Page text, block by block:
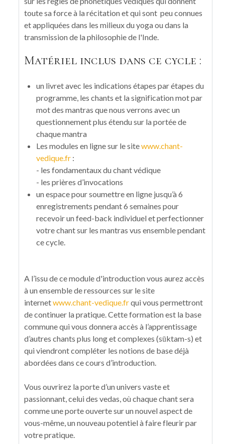
toute sa force à la récitation et qui sont peu connues
et appliquées dans les milieux du yoga ou dans la
transmission de la philosophie de l'Inde.
Matériel inclus dans ce cycle :
un livret avec les indications étapes par étapes du
programme, les chants et la signification mot par
mot des mantras que nous verrons avec un
questionnement plus étendu sur la portée de
chaque mantra
Les modules en ligne sur le sitewww.chant-
vedique.fr :
- les fondamentaux du chant védique
- les prières d’invocations
un espace pour soumettre en ligne jusqu’à 6
enregistrements pendant 6 semaines pour
recevoir un feed-back individuel et perfectionner
votre chant sur les mantras vus ensemble pendant
ce cycle.
A l’issu de ce module d'introduction vous aurez accès
à un ensemble de ressources sur le site
internetwww.chant-vedique.frqui vous permettront
de continuer la pratique. Cette formation est la base
commune qui vous donnera accès à l’apprentissage
d’autres chants plus long et complexes (sūktam-s) et
qui viendront compléter les notions de base déjà
abordées dans ce cours d’introduction.
Vous ouvrirez la porte d’un univers vaste et
passionnant, celui des vedas, où chaque chant sera
comme une porte ouverte sur un nouvel aspect de
vous-même, un nouveau potentiel à faire fleurir par
votre pratique.